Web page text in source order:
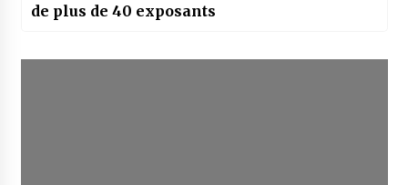
de plus de 40 exposants